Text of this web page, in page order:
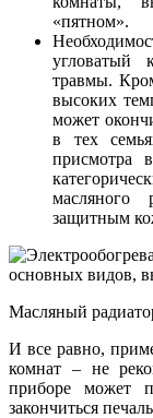
«пятном».
угловатый
травмы.
высоких
может
в тех
присмотра
масляного
защитным
Масляный
И все равно,
комнат – не
приборе может
закончиться